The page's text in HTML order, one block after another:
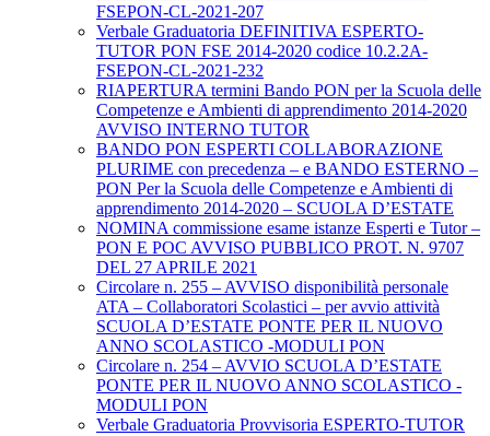
FSEPON-CL-2021-207
Verbale Graduatoria DEFINITIVA ESPERTO-
TUTOR PON FSE 2014-2020 codice 10.2.2A-
FSEPON-CL-2021-232
RIAPERTURA termini Bando PON per la Scuola delle
Competenze e Ambienti di apprendimento 2014-2020
AVVISO INTERNO TUTOR
BANDO PON ESPERTI COLLABORAZIONE
PLURIME con precedenza – e BANDO ESTERNO –
PON Per la Scuola delle Competenze e Ambienti di
apprendimento 2014-2020 – SCUOLA D’ESTATE
NOMINA commissione esame istanze Esperti e Tutor –
PON E POC AVVISO PUBBLICO PROT. N. 9707
DEL 27 APRILE 2021
Circolare n. 255 – AVVISO disponibilità personale
ATA – Collaboratori Scolastici – per avvio attività
SCUOLA D’ESTATE PONTE PER IL NUOVO
ANNO SCOLASTICO -MODULI PON
Circolare n. 254 – AVVIO SCUOLA D’ESTATE
PONTE PER IL NUOVO ANNO SCOLASTICO -
MODULI PON
Verbale Graduatoria Provvisoria ESPERTO-TUTOR